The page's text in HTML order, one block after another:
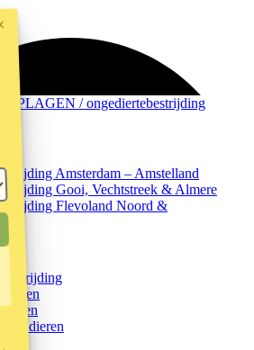
Amsterdam – Amstelland
Gooi, Vechtstreek & Almere
Flevoland Noord &
dieren